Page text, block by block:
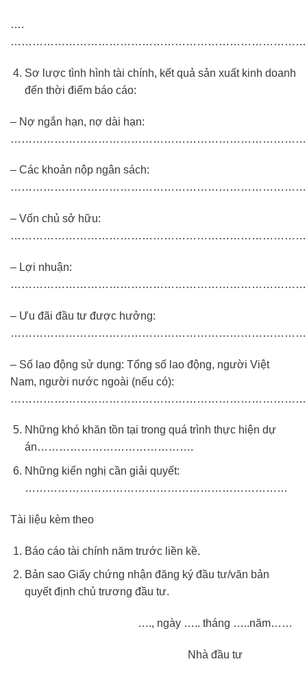
….
Sơ lược tình hình tài chính, kết quả sản xuất kinh doanh
đến thời điểm báo cáo:
– Nợ ngắn hạn, nợ dài hạn:
– Các khoản nộp ngân sách:
– Vốn chủ sở hữu:
– Lợi nhuận:
– Ưu đãi đầu tư được hưởng:
– Số lao động sử dụng: Tổng số lao động, người Việt
Nam, người nước ngoài (nếu có):
Những khó khăn tồn tại trong quá trình thực hiện dự
án…………………………………….
Những kiến nghị cần giải quyết:
………………………………………………………………
Tài liệu kèm theo
Báo cáo tài chính năm trước liền kề.
Bản sao Giấy chứng nhận đăng ký đầu tư/văn bản
quyết định chủ trương đầu tư.
…., ngày ….. tháng …..năm……
Nhà đầu tư